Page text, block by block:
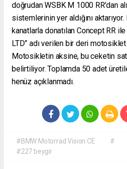
doğrudan WSBK M 1000 RR’dan
sistemlerinin yer aldığını
kanatlarla donatılan Concept RR
LTD” adı verilen bir deri motosiklet
Motosikletin aksine, bu ceketin
belirtiliyor. Toplamda 50 adet
henüz açıklanmadı.
#BMW Motorrad Vision CE #
#227 beygir